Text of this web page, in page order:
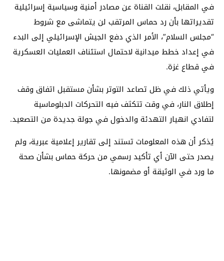
في المقابل، نقلت القناة عن مصادر أمنية وسياسية إسرائيلية
تقديراتها بأن رد حماس المرتقب لن يتماشى مع شروط
“مجلس السلام”، الأمر الذي دفع الجيش الإسرائيلي إلى البدء
في إعداد خطط ميدانية لاحتمال استئناف العمليات العسكرية
في قطاع غزة.
ويأتي ذلك في ظل تصاعد التوتر بشأن مستقبل اتفاق وقف
إطلاق النار، في وقت تتكثف فيه التحركات الدبلوماسية
لتفادي انهيار التهدئة والدخول في جولة جديدة من التصعيد.
يُذكر أن هذه المعلومات تستند إلى تقارير إعلامية عبرية، ولم
يصدر حتى الآن أي تأكيد رسمي من حركة حماس بشأن صحة
ما ورد في الوثيقة أو مضمونها.